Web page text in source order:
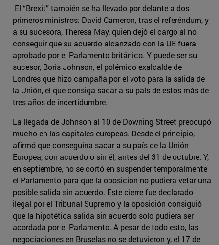
El “Brexit” también se ha llevado por delante a dos
primeros ministros: David Cameron, tras el referéndum, y
a su sucesora, Theresa May, quien dejó el cargo al no
conseguir que su acuerdo alcanzado con la UE fuera
aprobado por el Parlamento británico. Y puede ser su
sucesor, Boris Johnson, el polémico exalcalde de
Londres que hizo campaña por el voto para la salida de
la Unión, el que consiga sacar a su país de estos más de
tres años de incertidumbre.
La llegada de Johnson al 10 de Downing Street preocupó
mucho en las capitales europeas. Desde el principio,
afirmó que conseguiría sacar a su país de la Unión
Europea, con acuerdo o sin él, antes del 31 de octubre. Y,
en septiembre, no se cortó en suspender temporalmente
el Parlamento para que la oposición no pudiera vetar una
posible salida sin acuerdo. Este cierre fue declarado
ilegal por el Tribunal Supremo y la oposición consiguió
que la hipotética salida sin acuerdo solo pudiera ser
acordada por el Parlamento. A pesar de todo esto, las
negociaciones en Bruselas no se detuvieron y, el 17 de